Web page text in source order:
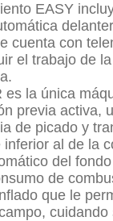
EASY
cuenta con
el trabajo de
es la única
previa activa,
de picado y
inferior al de la
del
de
que le